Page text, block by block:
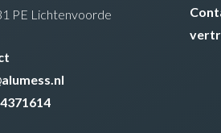
PE Lichtenvoorde